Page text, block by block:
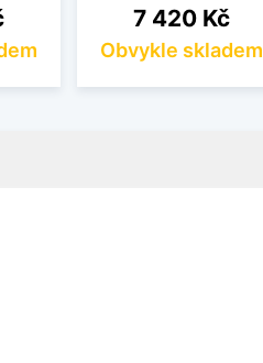
Cena
7 420 Kč
Obvykle skladem